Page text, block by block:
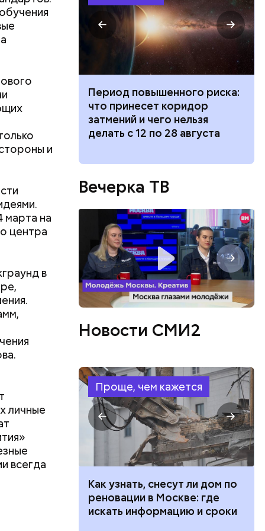
и
марта на
центра
в
личные
всегда
было
часа
на
из
с
помочь
Период повышенного риска:
что принесет коридор
затмений и чего нельзя
делать с 12 по 28 августа
Вечерка ТВ
Новости СМИ2
Проще, чем кажется
Как узнать, снесут ли дом по
реновации в Москве: где
искать информацию и сроки